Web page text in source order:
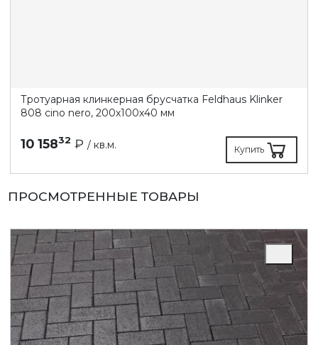
Тротуарная клинкерная брусчатка Feldhaus Klinker
808 cino nero, 200х100х40 мм
10 15832 ₽ / кв.м. Купить
ПРОСМОТРЕННЫЕ ТОВАРЫ